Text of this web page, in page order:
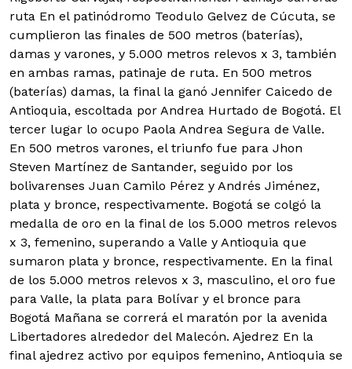
ruta En el patinódromo Teodulo Gelvez de Cúcuta, se
cumplieron las finales de 500 metros (baterías),
damas y varones, y 5.000 metros relevos x 3, también
en ambas ramas, patinaje de ruta. En 500 metros
(baterías) damas, la final la ganó Jennifer Caicedo de
Antioquia, escoltada por Andrea Hurtado de Bogotá. El
tercer lugar lo ocupo Paola Andrea Segura de Valle.
En 500 metros varones, el triunfo fue para Jhon
Steven Martínez de Santander, seguido por los
bolivarenses Juan Camilo Pérez y Andrés Jiménez,
plata y bronce, respectivamente. Bogotá se colgó la
medalla de oro en la final de los 5.000 metros relevos
x 3, femenino, superando a Valle y Antioquia que
sumaron plata y bronce, respectivamente. En la final
de los 5.000 metros relevos x 3, masculino, el oro fue
para Valle, la plata para Bolívar y el bronce para
Bogotá Mañana se correrá el maratón por la avenida
Libertadores alrededor del Malecón. Ajedrez En la
final ajedrez activo por equipos femenino, Antioquia se